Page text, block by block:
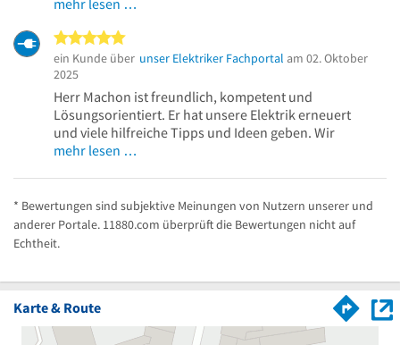
ein Kunde über unser Elektriker Fachportal am 02. Oktober
2025
Herr Machon ist freundlich, kompetent und
Lösungsorientiert. Er hat unsere Elektrik erneuert
und viele hilfreiche Tipps und Ideen geben. Wir
mehr lesen …
* Bewertungen sind subjektive Meinungen von Nutzern unserer und
anderer Portale. 11880.com überprüft die Bewertungen nicht auf
Echtheit.
Karte & Route